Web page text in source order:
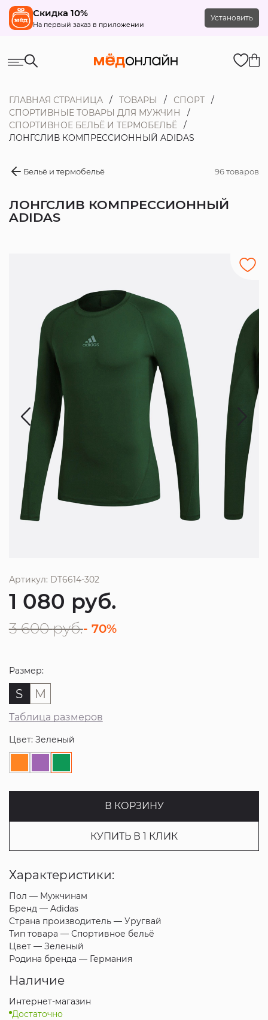
Скидка 10%
На первый заказ в приложении
Установить
ГЛАВНАЯ СТРАНИЦА ТОВАРЫ
СПОРТ
СПОРТИВНЫЕ ТОВАРЫ ДЛЯ МУЖЧИН
СПОРТИВНОЕ БЕЛЬЁ И ТЕРМОБЕЛЬЁ
ЛОНГСЛИВ КОМПРЕССИОННЫЙ ADIDAS
Бельё и термобельё 96 товаров
ЛОНГСЛИВ КОМПРЕССИОННЫЙ
ADIDAS
Артикул: DT6614-302
1 080 руб.
3 600 руб.- 70%
Размер:
S M
Таблица размеров
Цвет: Зеленый
В КОРЗИНУ
КУПИТЬ В 1 КЛИК
Характеристики:
Пол — Мужчинам
Бренд — Adidas
Страна производитель — Уругвай
Тип товара — Спортивное бельё
Цвет — Зеленый
Родина бренда — Германия
Наличие
Интернет-магазин
Достаточно